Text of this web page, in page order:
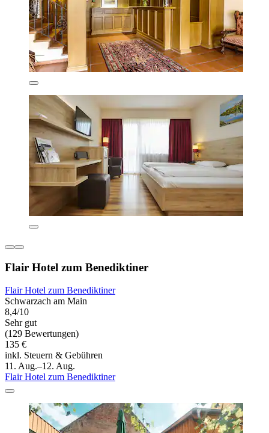
Flair Hotel zum Benediktiner
Flair Hotel zum Benediktiner
Schwarzach am Main
8,4/10
Sehr gut
(129 Bewertungen)
135 €
inkl. Steuern & Gebühren
11. Aug.–12. Aug.
Flair Hotel zum Benediktiner